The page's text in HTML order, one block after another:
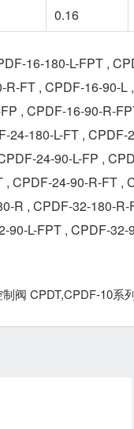
0.16
16-180-L-FPT ,
FT , CPDF-16-90-L
, CPDF-16-90-R-
24-180-L-FT ,
24-90-L-FP ,
CPDF-24-90-R-FT ,
R , CPDF-32-180-
L-FPT , CPDF-32-
阀 CPDT,CPDF-10系